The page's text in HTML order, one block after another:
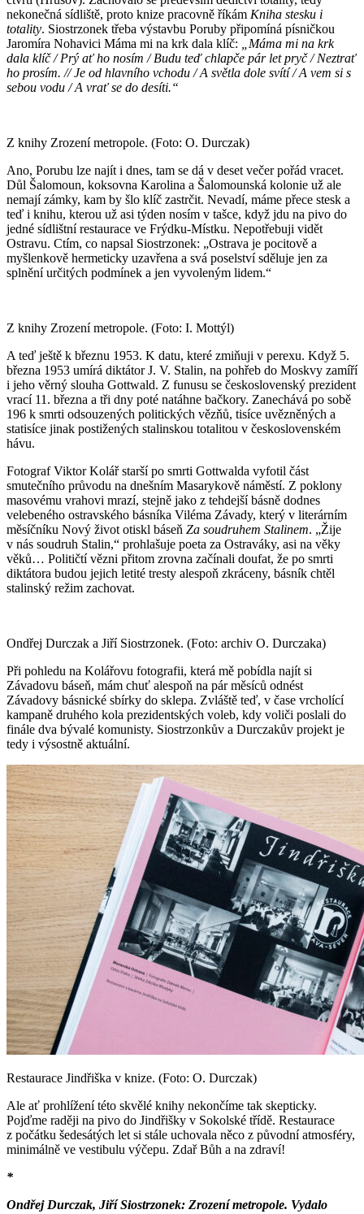
nekonečná sídliště, proto knize pracovně říkám Kniha stesku i
totality. Siostrzonek třeba výstavbu Poruby připomíná písničkou
Jaromíra Nohavici Máma mi na krk dala klíč:
„Máma mi na krk
dala klíč / Prý ať ho nosím / Budu teď chlapče pár let pryč / Neztrať
ho prosím. // Je od hlavního vchodu / A světla dole svítí / A vem si s
sebou vodu / A vrať se do desíti.“
Z knihy Zrození metropole. (Foto: O. Durczak)
Ano, Porubu lze najít i dnes, tam se dá v deset večer pořád vracet.
Důl Šalomoun, koksovna Karolina a Šalomounská kolonie už ale
nemají zámky, kam by šlo klíč zastrčit. Nevadí, máme přece stesk a
teď i knihu, kterou už asi týden nosím v tašce, když jdu na pivo do
jedné sídlištní restaurace ve Frýdku-Místku. Nepotřebuji vidět
Ostravu. Ctím, co napsal Siostrzonek: „Ostrava je pocitově a
myšlenkově hermeticky uzavřena a svá poselství sděluje jen za
splnění určitých podmínek a jen vyvoleným lidem.“
Z knihy Zrození metropole. (Foto: I. Mottýl)
A teď ještě k březnu 1953. K datu, které zmiňuji v perexu. Když 5.
března 1953 umírá diktátor J. V. Stalin, na pohřeb do Moskvy zamíří
i jeho věrný slouha Gottwald. Z funusu se československý prezident
vrací 11. března a tři dny poté natáhne bačkory. Zanechává po sobě
196 k smrti odsouzených politických vězňů, tisíce uvězněných a
statisíce jinak postižených stalinskou totalitou v československém
hávu.
Fotograf Viktor Kolář starší po smrti Gottwalda vyfotil část
smutečního průvodu na dnešním Masarykově náměstí. Z poklony
masovému vrahovi mrazí, stejně jako z tehdejší básně dodnes
velebeného ostravského básníka Viléma Závady, který v literárním
měsíčníku Nový život otiskl báseň Za soudruhem Stalinem. „Žije
v nás soudruh Stalin,“ prohlašuje poeta za Ostraváky, asi na věky
věků… Političtí vězni přitom zrovna začínali doufat, že po smrti
diktátora budou jejich letité tresty alespoň zkráceny, básník chtěl
stalinský režim zachovat.
Ondřej Durczak a Jiří Siostrzonek. (Foto: archiv O. Durczaka)
Při pohledu na Kolářovu fotografii, která mě pobídla najít si
Závadovu báseň, mám chuť alespoň na pár měsíců odnést
Závadovy básnické sbírky do sklepa. Zvláště teď, v čase vrcholící
kampaně druhého kola prezidentských voleb, kdy voliči poslali do
finále dva bývalé komunisty. Siostrzonkův a Durczakův projekt je
tedy i výsostně aktuální.
Restaurace Jindřiška v knize. (Foto: O. Durczak)
Ale ať prohlížení této skvělé knihy nekončíme tak skepticky.
Pojďme raději na pivo do Jindřišky v Sokolské třídě. Restaurace
z počátku šedesátých let si stále uchovala něco z původní atmosféry,
minimálně ve vestibulu výčepu. Zdař Bůh a na zdraví!
*
Ondřej Durczak, Jiří Siostrzonek: Zrození metropole. Vydalo